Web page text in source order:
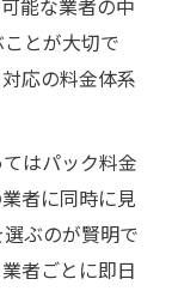
能な業者の中
とが大切で
応の料金体系
はパック料金
者に同時に見
ぶのが賢明で
者ごとに即日